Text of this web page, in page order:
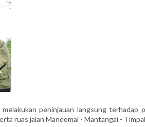
peninjauan langsung terhadap
ruas jalan Mandomai - Mantangai -